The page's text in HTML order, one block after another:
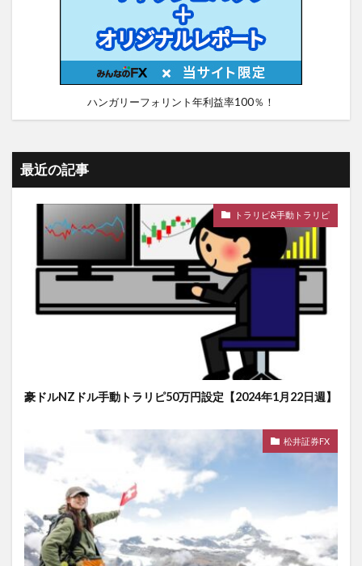
ハンガリーフォリント年利益率100％！
最近の記事
トラリピ&手動トラリピ
豪ドルNZドル手動トラリピ50万円設定【2024年1月22日週】
松井証券FX